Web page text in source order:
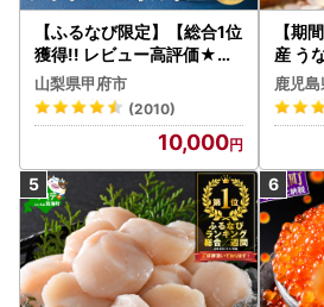
【ふるなび限定】【総合1位
獲得!! レビュー高評価★】
〈2026年度配送分〉山梨
県産 シャインマスカット 2
～3房（1.0kg以上）シャイ
ン フルーツ FN-Limited-S
P
山梨県甲府市
(2010)
10,000
【期
産 う
）
うな
鹿児